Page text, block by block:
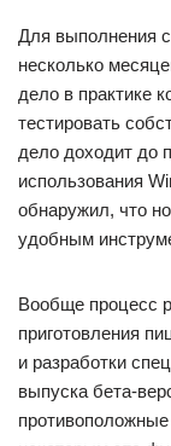
Для выполнения
несколько
дело в практике
тестировать
дело доходит до
использования
обнаружил, что
удобным
Вообще процесс
приготовления
и разработки
выпуска бета-